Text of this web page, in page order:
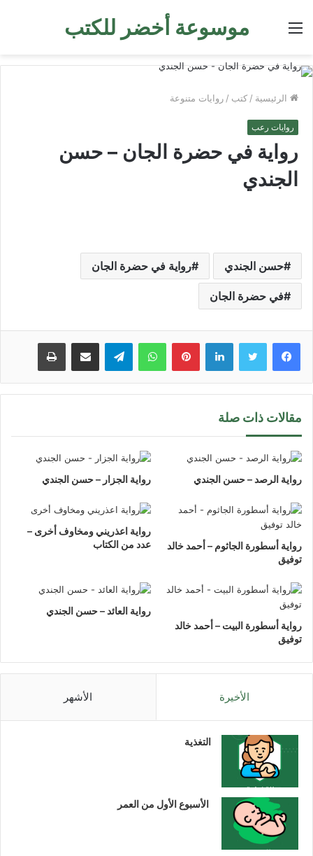
موسوعة أخضر للكتب القائمة
الرئيسية / كتب / روايات متنوعة
روايات رعب
رواية في حضرة الجان – حسن
الجندي
حسن الجندي رواية في حضرة الجان
في حضرة الجان
لينكدإن بينتيريستواتساب تيلقرام مشاركة عبر البريد طباعة
مقالات ذات صلة
رواية الرصد – حسن الجندي رواية الجزار – حسن الجندي
رواية أسطورة الجاثوم – أحمد خالد
توفيق
رواية اعذريني ومخاوف أخرى –
عدد من الكتاب
رواية أسطورة البيت – أحمد خالد
توفيق
رواية العائد – حسن الجندي
الأخيرة الأشهر
التغذية
الأسبوع الأول من العمر